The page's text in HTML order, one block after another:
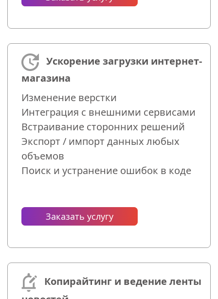
Ускорение загрузки интернет-
магазина
Изменение верстки
Интеграция с внешними сервисами
Встраивание сторонних решений
Экспорт / импорт данных любых
объемов
Поиск и устранение ошибок в коде
Заказать услугу
Копирайтинг и ведение ленты